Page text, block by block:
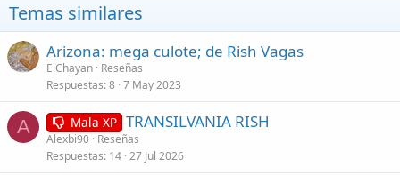
n
e
s
:
Temas similares
Arizona: mega culote; de Rish Vagas
ElChayan Reseñas
Respuestas 8 7 May 2023
A Mala XP TRANSILVANIA RISH
Alexbi90 Reseñas
Respuestas 14 27 Jul 2026